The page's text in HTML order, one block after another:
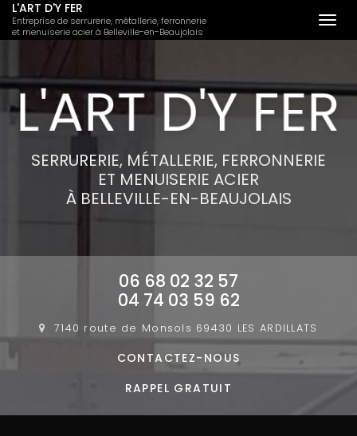
au
contenu
principal
L'ART D'Y FER
Entreprise de serrurerie, métallerie, ferronnerie
et menuiserie acier à Belleville-en-Beaujolais
SERRURERIE, MÉTALLERIE, FERRONNERIE
ET MENUISERIE ACIER
À BELLEVILLE-EN-BEAUJOLAIS
06 68 02 32 57
04 74 03 59 62
7140 route de Monsols 69430 LES ARDILLATS
CONTACTEZ- NOUS
RAPPEL GRATUIT